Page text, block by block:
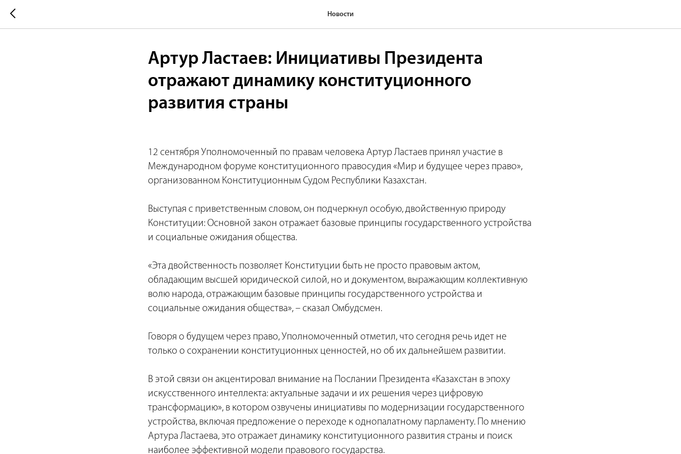
Новости
Артур Ластаев: Инициативы Президента
отражают динамику конституционного
развития страны
12 сентября Уполномоченный по правам человека Артур Ластаев принял участие в
Международном форуме конституционного правосудия «Мир и будущее через право»,
организованном Конституционным Судом Республики Казахстан.
Выступая с приветственным словом, он подчеркнул особую, двойственную природу
Конституции: Основной закон отражает базовые принципы государственного устройства
и социальные ожидания общества.
«Эта двойственность позволяет Конституции быть не просто правовым актом,
обладающим высшей юридической силой, но и документом, выражающим коллективную
волю народа, отражающим базовые принципы государственного устройства и
социальные ожидания общества», – сказал Омбудсмен.
Говоря о будущем через право, Уполномоченный отметил, что сегодня речь идет не
только о сохранении конституционных ценностей, но об их дальнейшем развитии.
В этой связи он акцентировал внимание на Послании Президента «Казахстан в эпоху
искусственного интеллекта: актуальные задачи и их решения через цифровую
трансформацию», в котором озвучены инициативы по модернизации государственного
устройства, включая предложение о переходе к однопалатному парламенту. По мнению
Артура Ластаева, это отражает динамику конституционного развития страны и поиск
наиболее эффективной модели правового государства.